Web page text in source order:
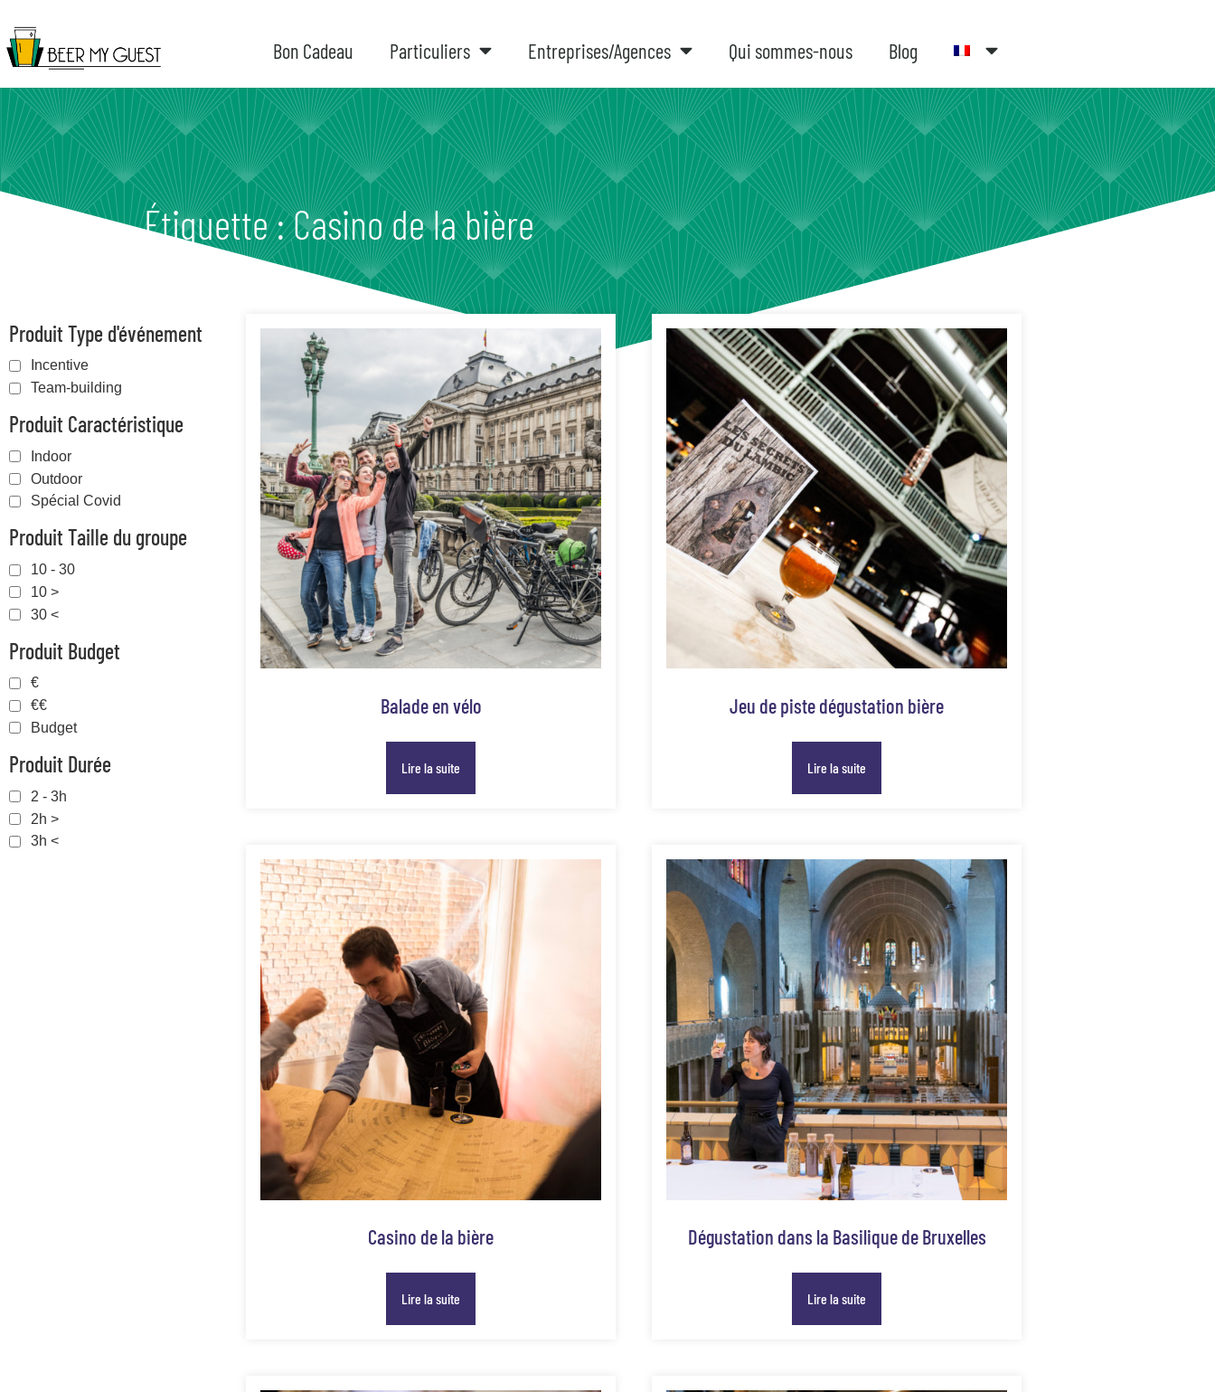
Bon Cadeau Particuliers Entreprises/Agences Qui sommes-nous Blog
Étiquette : Casino de la bière
Produit Type d'événement
Incentive
Team-building
Produit Caractéristique
Indoor
Outdoor
Spécial Covid
Produit Taille du groupe
10 - 30
10 >
30 <
Produit Budget
€
€€
Budget
Produit Durée
2 - 3h
2h >
3h <
Balade en vélo
Lire la suite
Jeu de piste dégustation bière
Lire la suite
Casino de la bière
Lire la suite
Dégustation dans la Basilique de Bruxelles
Lire la suite